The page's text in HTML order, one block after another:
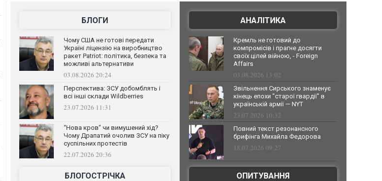
БЛОГИ
Чому США не готові передати
Україні ліцензію на виробництво
ракет Patriot: політика, безпека та
можливі альтернативи
03.08.2026 20:24
Перспектива: ЗСУ добомблять і
всі інші склади Wildberries
23.07.2026 11:31
“Нова кров” чи вимушений хід?
Чому Драпатий очолив ЗСУ на піку
суспільних протестів
22.07.2026 20:36
БЛОГОСТРІЧКА
АНАЛІТИКА
Кремль не готовий до
компромісів і прагне досягти
своїх цілей війною, - Foreign
Affairs
03.08.2026 13:02
Звільнення Сирського знаменує
кінець епохи "старої гвардії" в
українській армії — NYT
23.07.2026 10:32
Повний текст резонансного
брифінга Михайла Федорова
18.07.2026 09:27
ОПИТУВАННЯ